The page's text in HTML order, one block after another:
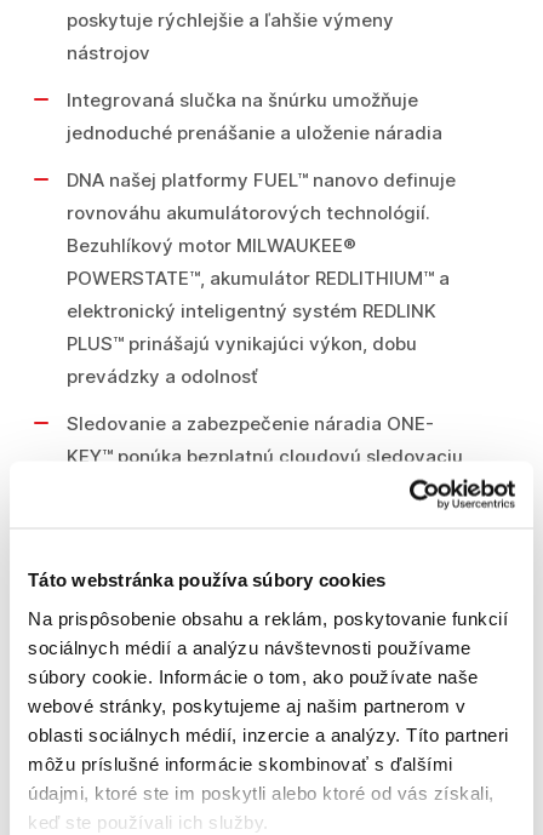
Táto webstránka používa súbory cookies
Na prispôsobenie obsahu a reklám, poskytovanie funkcií
sociálnych médií a analýzu návštevnosti používame
súbory cookie. Informácie o tom, ako používate naše
webové stránky, poskytujeme aj našim partnerom v
oblasti sociálnych médií, inzercie a analýzy. Títo partneri
môžu príslušné informácie skombinovať s ďalšími
údajmi, ktoré ste im poskytli alebo ktoré od vás získali,
keď ste používali ich služby.
poskytuje rýchlejšie a ľahšie výmeny
nástrojov
Integrovaná slučka na šnúrku umožňuje
jednoduché prenášanie a uloženie náradia
DNA našej platformy FUEL™ nanovo definuje
rovnováhu akumulátorových technológií.
Bezuhlíkový motor MILWAUKEE®
POWERSTATE™, akumulátor REDLITHIUM™ a
elektronický inteligentný systém REDLINK
PLUS™ prinášajú vynikajúci výkon, dobu
prevádzky a odolnosť
Sledovanie a zabezpečenie náradia ONE-
KEY™ ponúka bezplatnú cloudovú sledovaciu
sieť a platformu na správu zásob pre vaše
všetkými akumulátormi M18™ MILWUKEE®
PARAMETRE PRODUKTU
Typ akumulátora Li-ion
Dodávaný v Heavy Duty Kufor